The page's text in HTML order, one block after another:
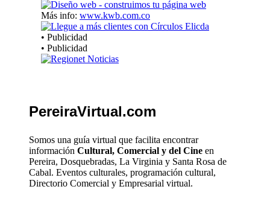
Más info: www.kwb.com.co
• Publicidad
• Publicidad
PereiraVirtual.com
Somos una guía virtual que facilita encontrar
información Cultural, Comercial y del Cine en
Pereira, Dosquebradas, La Virginia y Santa Rosa de
Cabal. Eventos culturales, programación cultural,
Directorio Comercial y Empresarial virtual.